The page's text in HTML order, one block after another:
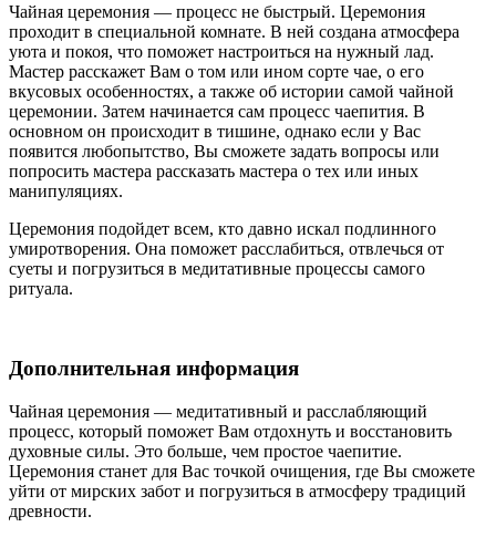
Чайная церемония — процесс не быстрый. Церемония
проходит в специальной комнате. В ней создана атмосфера
уюта и покоя, что поможет настроиться на нужный лад.
Мастер расскажет Вам о том или ином сорте чае, о его
вкусовых особенностях, а также об истории самой чайной
церемонии. Затем начинается сам процесс чаепития. В
основном он происходит в тишине, однако если у Вас
появится любопытство, Вы сможете задать вопросы или
попросить мастера рассказать мастера о тех или иных
манипуляциях.
Церемония подойдет всем, кто давно искал подлинного
умиротворения. Она поможет расслабиться, отвлечься от
суеты и погрузиться в медитативные процессы самого
ритуала.
Дополнительная информация
Чайная церемония — медитативный и расслабляющий
процесс, который поможет Вам отдохнуть и восстановить
духовные силы. Это больше, чем простое чаепитие.
Церемония станет для Вас точкой очищения, где Вы сможете
уйти от мирских забот и погрузиться в атмосферу традиций
древности.